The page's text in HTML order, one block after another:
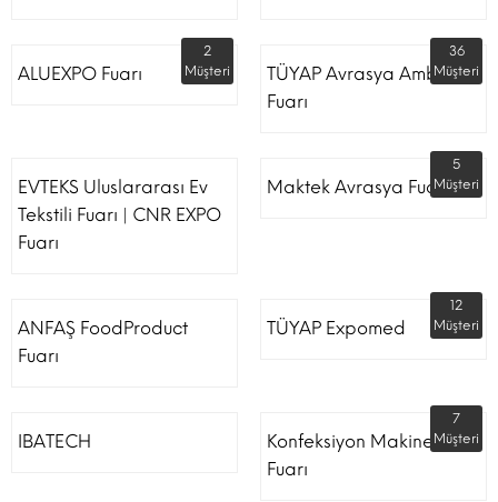
ALUEXPO Fuarı
2
Müşteri
TÜYAP Avrasya Ambalaj
Fuarı
36
Müşteri
EVTEKS Uluslararası Ev
Tekstili Fuarı | CNR EXPO
Fuarı
Maktek Avrasya Fuarı
5
Müşteri
ANFAŞ FoodProduct
Fuarı
TÜYAP Expomed
12
Müşteri
IBATECH
Konfeksiyon Makinesi
Fuarı
7
Müşteri